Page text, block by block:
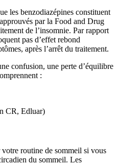
les benzodiazépines constituent
par la Food and Drug
de l’insomnie. Par rapport
pas d’effet rebond
après l’arrêt du traitement.
confusion, une perte d’équilibre
:
CR, Edluar)
routine de sommeil si vous
du sommeil. Les